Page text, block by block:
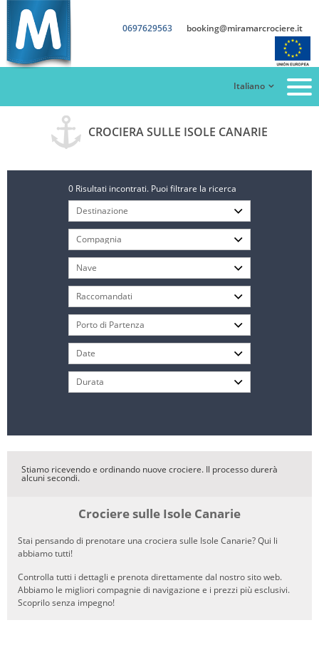
0697629563 booking@miramarcrociere.it
Italiano
CROCIERA SULLE ISOLE CANARIE
0 Risultati incontrati. Puoi filtrare la ricerca
Stiamo ricevendo e ordinando nuove crociere. Il processo durerà
alcuni secondi.
Crociere sulle Isole Canarie
Stai pensando di prenotare una crociera sulle Isole Canarie? Qui li
abbiamo tutti!
Controlla tutti i dettagli e prenota direttamente dal nostro sito web.
Abbiamo le migliori compagnie di navigazione e i prezzi più esclusivi.
Scoprilo senza impegno!